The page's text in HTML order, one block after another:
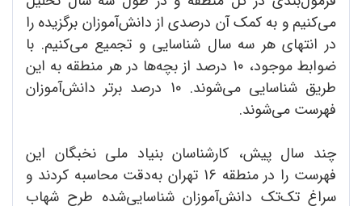
می‌کنیم و به کمک آن درصدی از دانش‌آموزان برگزیده را
در انتهای هر سه سال شناسایی و تجمیع می‌کنیم. با
ضوابط موجود، 1٠ درصد از بچه‌ها در هر منطقه به این
طریق شناسایی می‌شوند. 1٠ درصد برتر دانش‌آموزان
فهرست می‌شوند.
چند سال پیش، کارشناسان بنیاد ملی نخبگان این
فهرست را در منطقه 16 تهران به‌دقت محاسبه کردند و
سراغ تک‌تک دانش‌آموزان شناسایی‌شده طرح شهاب